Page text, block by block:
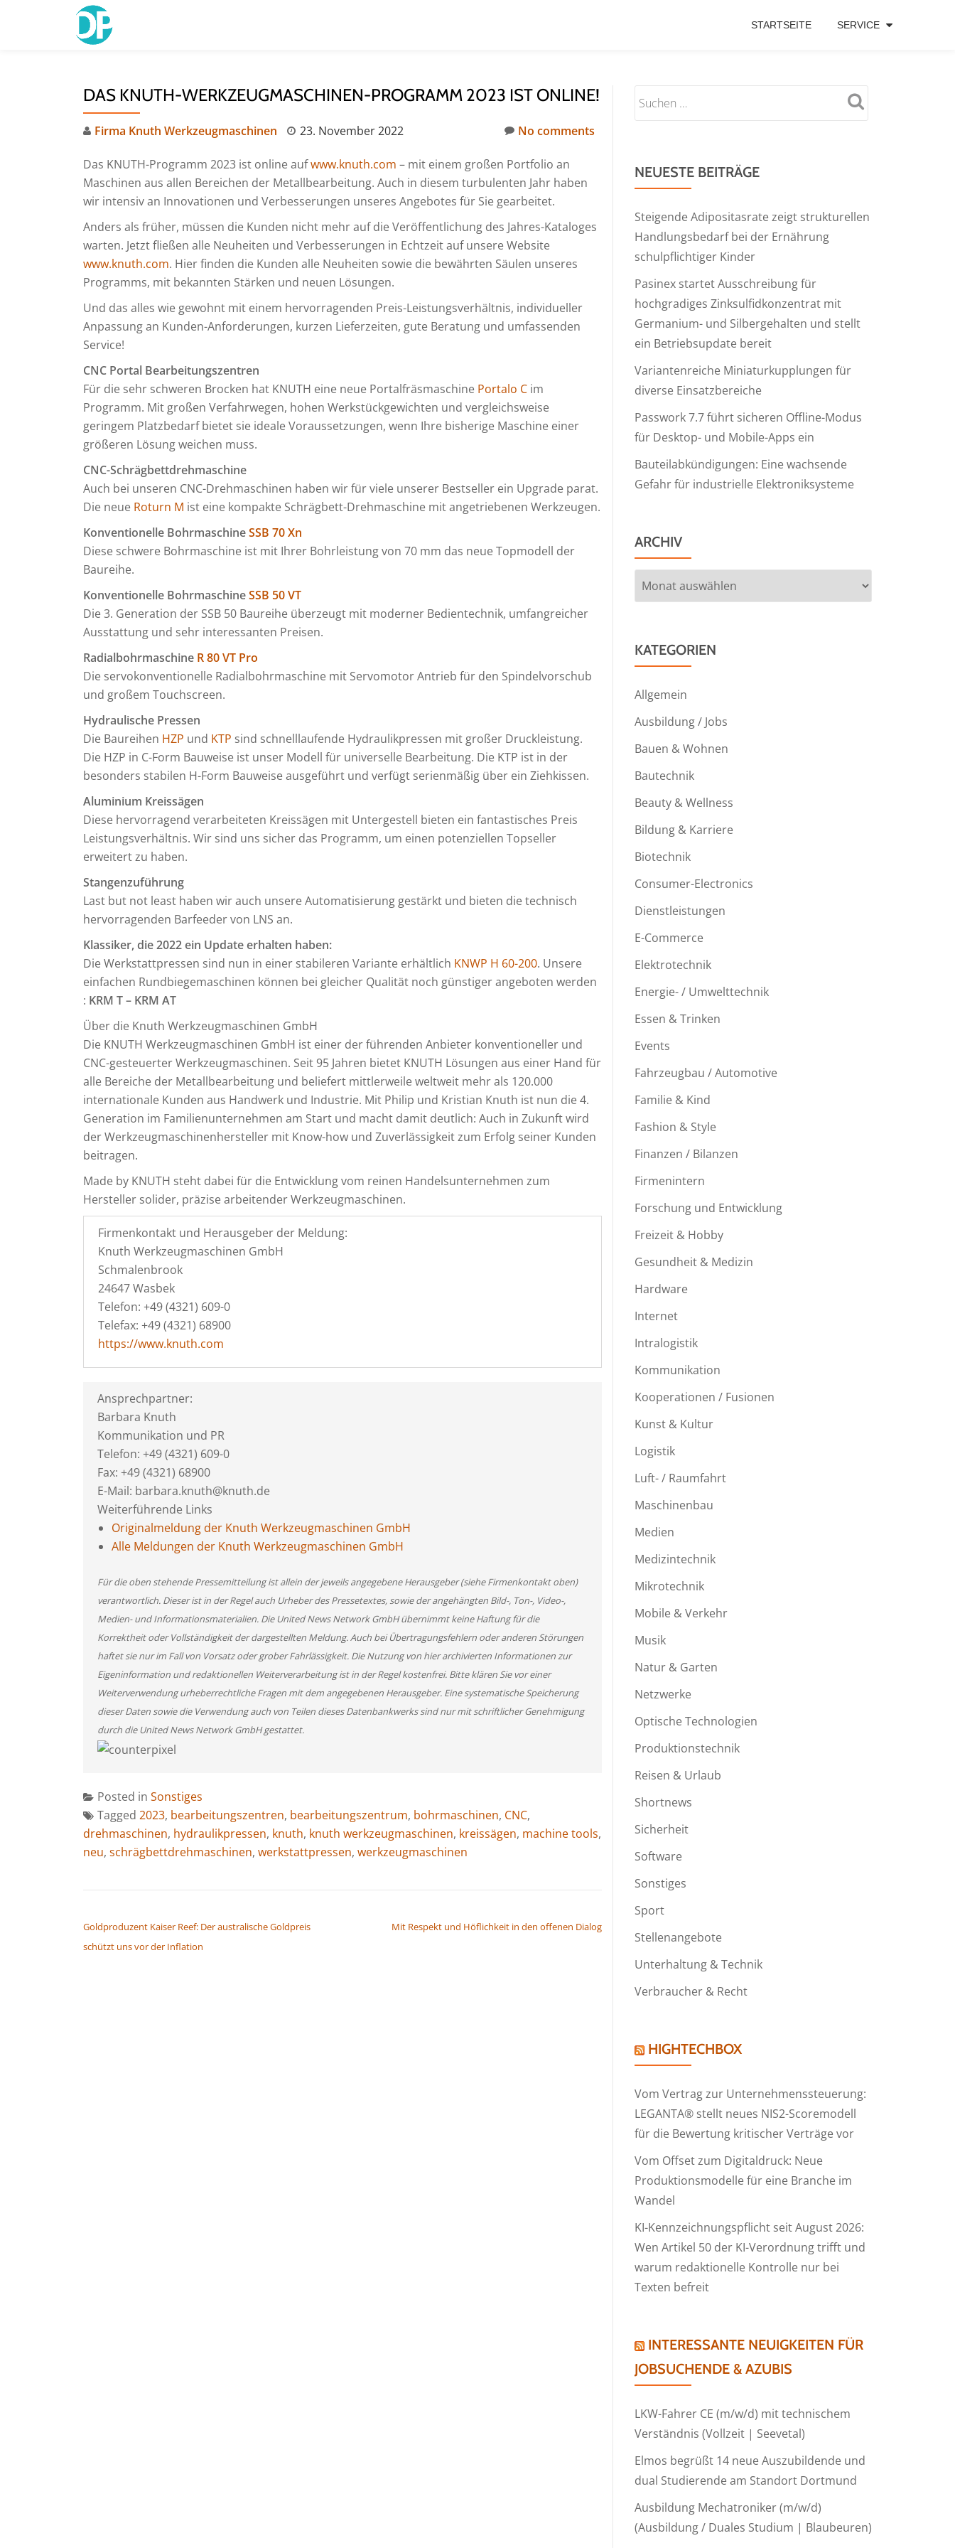
STARTSEITE SERVICE
DAS KNUTH-WERKZEUGMASCHINEN-PROGRAMM 2023 IST ONLINE!
Firma Knuth Werkzeugmaschinen 23. November 2022 No comments
Das KNUTH-Programm 2023 ist online aufwww.knuth.com – mit einem großen Portfolio an
Maschinen aus allen Bereichen der Metallbearbeitung. Auch in diesem turbulenten Jahr haben
wir intensiv an Innovationen und Verbesserungen unseres Angebotes für Sie gearbeitet.
Anders als früher, müssen die Kunden nicht mehr auf die Veröffentlichung des Jahres-Kataloges
warten. Jetzt fließen alle Neuheiten und Verbesserungen in Echtzeit auf unsere Website
www.knuth.com. Hier finden die Kunden alle Neuheiten sowie die bewährten Säulen unseres
Programms, mit bekannten Stärken und neuen Lösungen.
Und das alles wie gewohnt mit einem hervorragenden Preis-Leistungsverhältnis, individueller
Anpassung an Kunden-Anforderungen, kurzen Lieferzeiten, gute Beratung und umfassenden
Service!
CNC Portal Bearbeitungszentren
Für die sehr schweren Brocken hat KNUTH eine neue Portalfräsmaschine Portalo C im
Programm. Mit großen Verfahrwegen, hohen Werkstückgewichten und vergleichsweise
geringem Platzbedarf bietet sie ideale Voraussetzungen, wenn Ihre bisherige Maschine einer
größeren Lösung weichen muss.
CNC-Schrägbettdrehmaschine
Auch bei unseren CNC-Drehmaschinen haben wir für viele unserer Bestseller ein Upgrade parat.
Die neue Roturn M ist eine kompakte Schrägbett-Drehmaschine mit angetriebenen Werkzeugen.
Konventionelle BohrmaschineSSB 70 Xn
Diese schwere Bohrmaschine ist mit Ihrer Bohrleistung von 70 mm das neue Topmodell der
Baureihe.
Konventionelle BohrmaschineSSB 50 VT
Die 3. Generation der SSB 50 Baureihe überzeugt mit moderner Bedientechnik, umfangreicher
Ausstattung und sehr interessanten Preisen.
Radialbohrmaschine R 80 VT Pro
Die servokonventionelle Radialbohrmaschine mit Servomotor Antrieb für den Spindelvorschub
und großem Touchscreen.
Hydraulische Pressen
Die Baureihen HZP und KTP sind schnelllaufende Hydraulikpressen mit großer Druckleistung.
Die HZP in C-Form Bauweise ist unser Modell für universelle Bearbeitung. Die KTP ist in der
besonders stabilen H-Form Bauweise ausgeführt und verfügt serienmäßig über ein Ziehkissen.
Aluminium Kreissägen
Diese hervorragend verarbeiteten Kreissägen mit Untergestell bieten ein fantastisches Preis
Leistungsverhältnis. Wir sind uns sicher das Programm, um einen potenziellen Topseller
erweitert zu haben.
Stangenzuführung
Last but not least haben wir auch unsere Automatisierung gestärkt und bieten die technisch
hervorragenden Barfeeder von LNS an.
Klassiker, die 2022 ein Update erhalten haben:
Die Werkstattpressen sind nun in einer stabileren Variante erhältlich KNWP H 60-200. Unsere
einfachen Rundbiegemaschinen können bei gleicher Qualität noch günstiger angeboten werden
: KRM T – KRM AT
Über die Knuth Werkzeugmaschinen GmbH
Die KNUTH Werkzeugmaschinen GmbH ist einer der führenden Anbieter konventioneller und
CNC-gesteuerter Werkzeugmaschinen. Seit 95 Jahren bietet KNUTH Lösungen aus einer Hand für
alle Bereiche der Metallbearbeitung und beliefert mittlerweile weltweit mehr als 120.000
internationale Kunden aus Handwerk und Industrie. Mit Philip und Kristian Knuth ist nun die 4.
Generation im Familienunternehmen am Start und macht damit deutlich: Auch in Zukunft wird
der Werkzeugmaschinenhersteller mit Know-how und Zuverlässigkeit zum Erfolg seiner Kunden
beitragen.
Made by KNUTH steht dabei für die Entwicklung vom reinen Handelsunternehmen zum
Hersteller solider, präzise arbeitender Werkzeugmaschinen.
Firmenkontakt und Herausgeber der Meldung:
Knuth Werkzeugmaschinen GmbH
Schmalenbrook
24647 Wasbek
Telefon: +49 (4321) 609-0
Telefax: +49 (4321) 68900
https://www.knuth.com
Ansprechpartner:
Barbara Knuth
Kommunikation und PR
Telefon: +49 (4321) 609-0
Fax: +49 (4321) 68900
E-Mail: barbara.knuth@knuth.de
Weiterführende Links
Originalmeldung der Knuth Werkzeugmaschinen GmbH
Alle Meldungen der Knuth Werkzeugmaschinen GmbH
Für die oben stehende Pressemitteilung ist allein der jeweils angegebene Herausgeber (siehe Firmenkontakt oben)
verantwortlich. Dieser ist in der Regel auch Urheber des Pressetextes, sowie der angehängten Bild-, Ton-, Video-,
Medien- und Informationsmaterialien. Die United News Network GmbH übernimmt keine Haftung für die
Korrektheit oder Vollständigkeit der dargestellten Meldung. Auch bei Übertragungsfehlern oder anderen Störungen
haftet sie nur im Fall von Vorsatz oder grober Fahrlässigkeit. Die Nutzung von hier archivierten Informationen zur
Eigeninformation und redaktionellen Weiterverarbeitung ist in der Regel kostenfrei. Bitte klären Sie vor einer
Weiterverwendung urheberrechtliche Fragen mit dem angegebenen Herausgeber. Eine systematische Speicherung
dieser Daten sowie die Verwendung auch von Teilen dieses Datenbankwerks sind nur mit schriftlicher Genehmigung
durch die United News Network GmbH gestattet.
Posted in Sonstiges
Tagged 2023, bearbeitungszentren, bearbeitungszentrum, bohrmaschinen, CNC,
drehmaschinen, hydraulikpressen, knuth, knuth werkzeugmaschinen, kreissägen, machine tools,
neu, schrägbettdrehmaschinen, werkstattpressen, werkzeugmaschinen
Goldproduzent Kaiser Reef: Der australische Goldpreis
schützt uns vor der Inflation
Mit Respekt und Höflichkeit in den offenen Dialog
NEUESTE BEITRÄGE
Steigende Adipositasrate zeigt strukturellen
Handlungsbedarf bei der Ernährung
schulpflichtiger Kinder
Pasinex startet Ausschreibung für
hochgradiges Zinksulfidkonzentrat mit
Germanium- und Silbergehalten und stellt
ein Betriebsupdate bereit
Variantenreiche Miniaturkupplungen für
diverse Einsatzbereiche
Passwork 7.7 führt sicheren Offline-Modus
für Desktop- und Mobile-Apps ein
Bauteilabkündigungen: Eine wachsende
Gefahr für industrielle Elektroniksysteme
ARCHIV
Archiv
KATEGORIEN
Allgemein
Ausbildung / Jobs
Bauen & Wohnen
Bautechnik
Beauty & Wellness
Bildung & Karriere
Biotechnik
Consumer-Electronics
Dienstleistungen
E-Commerce
Elektrotechnik
Energie- / Umwelttechnik
Essen & Trinken
Events
Fahrzeugbau / Automotive
Familie & Kind
Fashion & Style
Finanzen / Bilanzen
Firmenintern
Forschung und Entwicklung
Freizeit & Hobby
Gesundheit & Medizin
Hardware
Internet
Intralogistik
Kommunikation
Kooperationen / Fusionen
Kunst & Kultur
Logistik
Luft- / Raumfahrt
Maschinenbau
Medien
Medizintechnik
Mikrotechnik
Mobile & Verkehr
Musik
Natur & Garten
Netzwerke
Optische Technologien
Produktionstechnik
Reisen & Urlaub
Shortnews
Sicherheit
Software
Sonstiges
Sport
Stellenangebote
Unterhaltung & Technik
Verbraucher & Recht
HIGHTECHBOX
Vom Vertrag zur Unternehmenssteuerung:
LEGANTA® stellt neues NIS2-Scoremodell
für die Bewertung kritischer Verträge vor
Vom Offset zum Digitaldruck: Neue
Produktionsmodelle für eine Branche im
Wandel
KI-Kennzeichnungspflicht seit August 2026:
Wen Artikel 50 der KI-Verordnung trifft und
warum redaktionelle Kontrolle nur bei
Texten befreit
INTERESSANTE NEUIGKEITEN FÜR
JOBSUCHENDE & AZUBIS
LKW-Fahrer CE (m/w/d) mit technischem
Verständnis (Vollzeit | Seevetal)
Elmos begrüßt 14 neue Auszubildende und
dual Studierende am Standort Dortmund
Ausbildung Mechatroniker (m/w/d)
(Ausbildung / Duales Studium | Blaubeuren)